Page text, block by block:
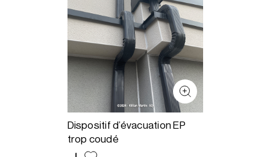
Dispositif d’évacuation EP
trop coudé